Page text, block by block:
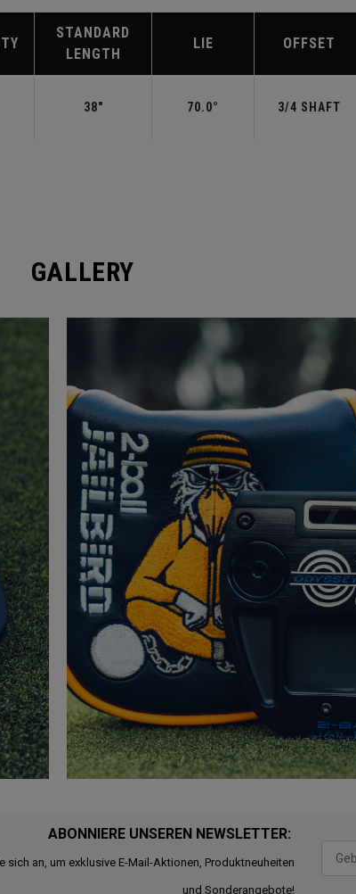
STANDARD
LENGTH
LIE OFFSET
38" 70.0° 3/4 SHAFT
GALLERY
ABONNIERE UNSEREN NEWSLETTER:
sich an, um exklusive E-Mail-Aktionen, Produktneuheiten
und Sonderangebote!